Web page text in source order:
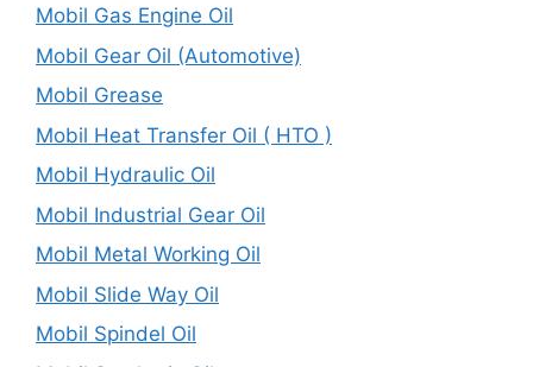
Mobil Gas Engine Oil
Mobil Gear Oil (Automotive)
Mobil Grease
Mobil Heat Transfer Oil ( HTO )
Mobil Hydraulic Oil
Mobil Industrial Gear Oil
Mobil Metal Working Oil
Mobil Slide Way Oil
Mobil Spindel Oil